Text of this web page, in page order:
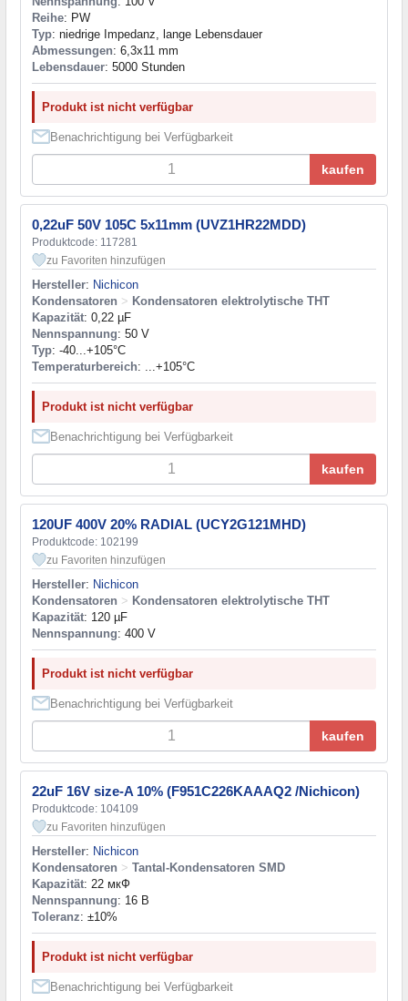
Reihe: PW
Typ: niedrige Impedanz, lange Lebensdauer
Abmessungen: 6,3x11 mm
Lebensdauer: 5000 Stunden
Produkt ist nicht verfügbar
Benachrichtigung bei Verfügbarkeit
kaufen
0,22uF 50V 105C 5x11mm (UVZ1HR22MDD)
Produktcode: 117281
zu Favoriten hinzufügen
Hersteller: Nichicon
Kondensatoren > Kondensatoren elektrolytische THT
Kapazität: 0,22 µF
Nennspannung: 50 V
Typ: -40...+105°C
Temperaturbereich: ...+105°C
Produkt ist nicht verfügbar
Benachrichtigung bei Verfügbarkeit
kaufen
120UF 400V 20% RADIAL (UCY2G121MHD)
Produktcode: 102199
zu Favoriten hinzufügen
Hersteller: Nichicon
Kondensatoren > Kondensatoren elektrolytische THT
Kapazität: 120 µF
Nennspannung: 400 V
Produkt ist nicht verfügbar
Benachrichtigung bei Verfügbarkeit
kaufen
22uF 16V size-A 10% (F951C226KAAAQ2 /Nichicon)
Produktcode: 104109
zu Favoriten hinzufügen
Hersteller: Nichicon
Kondensatoren > Tantal-Kondensatoren SMD
Kapazität: 22 мкФ
Nennspannung: 16 В
Toleranz: ±10%
Produkt ist nicht verfügbar
Benachrichtigung bei Verfügbarkeit